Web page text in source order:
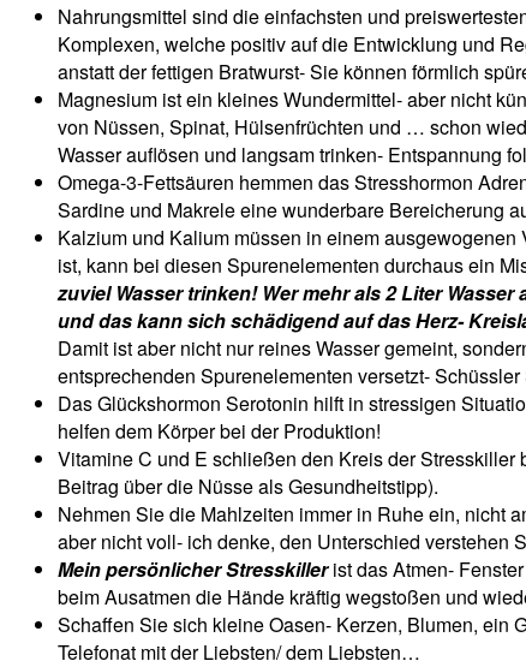
Nahrungsmittel sind die einfachsten und
Komplexen, welche positiv auf die Entwicklung und
anstatt der fettigen Bratwurst- Sie können förmlich
Magnesium ist ein kleines Wundermittel- aber nicht
von Nüssen, Spinat, Hülsenfrüchten und … schon
Wasser auflösen und langsam trinken- Entspannung
Omega-3-Fettsäuren hemmen das Stresshormon
Sardine und Makrele eine wunderbare Bereicherung
Kalzium und Kalium müssen in einem
ist, kann bei diesen Spurenelementen durchaus ein
zuviel Wasser trinken! Wer mehr als 2 Liter
und das kann sich schädigend auf das Herz-
Damit ist aber nicht nur reines Wasser gemeint,
entsprechenden Spurenelementen versetzt-
Das Glückshormon Serotonin hilft in stressigen
helfen dem Körper bei der Produktion!
Vitamine C und E schließen den Kreis der
Beitrag über die Nüsse als Gesundheitstipp).
Nehmen Sie die Mahlzeiten immer in Ruhe ein, nicht
aber nicht voll- ich denke, den Unterschied verstehen
Mein persönlicher Stresskiller ist das Atmen-
beim Ausatmen die Hände kräftig wegstoßen und
Schaffen Sie sich kleine Oasen- Kerzen, Blumen, ein
Telefonat mit der Liebsten/ dem Liebsten…